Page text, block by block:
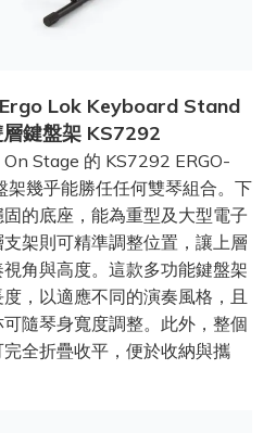
Lok Keyboard Stand
鍵盤架 KS7292
Stage 的 KS7292 ERGO-
架幾乎能勝任任何雙琴組合。下
的底座，能為重型及大型電子
架則可精準調整位置，讓上層
角與高度。這款多功能鍵盤架
，以適應不同的演奏風格，且
隨琴身寬度調整。此外，整個
全折疊收平，便於收納與攜